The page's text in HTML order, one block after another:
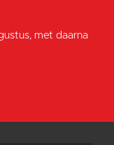
met daarna